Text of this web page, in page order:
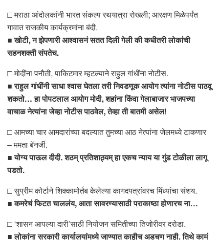
□ मराठा आंदोलकांनी भारत संकल्प रथयात्रा रोखली; आरक्षण मिळेपर्यंत
गावात राजकीय कार्यक्रमांना बंदी.
■खोटी, न झेपणारी आश्वासनं सतत दिली गेली की कधीतरी लोकांची
सहनशक्ती संपतेच.
□ मोदींना पनौती, पाकिटमार म्हटल्याने राहुल गांधींना नोटीस.
■राहुल गांधींनी साधा श्वास घेतला तरी निवडणूक आयोग त्यांना नोटीस पाठवू
शकतो… हा पोपटलाल आयोग मोदी, शहांना किंवा गेलाबाजार भाजपच्या
वाचाळ नेत्यांना जेव्हा नोटीस पाठवेल, तेव्हा ती बातमी असेल!
□ आमच्या चार आमदारांच्या बदल्यात तुमच्या आठ नेत्यांना जेलमध्ये टाकणार
– ममता बॅनर्जी.
■योग्य पाऊल दीदी. शठम् प्रतिशाठ्यम् हा एकच न्याय या गुंड टोळीला लागू
पडतो.
□ सुप्रीम कोर्टाने शिक्कामोर्तब केलेल्या कागदपत्रांवरच मिंध्यांचा संशय.
■कमरेचं फिटत चाललंय, आता सावरण्यासाठी पराकाष्ठा होणारच ना…
□ ‘शासन आपल्या दारी’साठी नियोजन समितीच्या तिजोरीवर दरोडा.
■लोकांना सरकारी कार्यालयांमध्ये जाण्यात काहीच अडचण नाही. तिथे कामं